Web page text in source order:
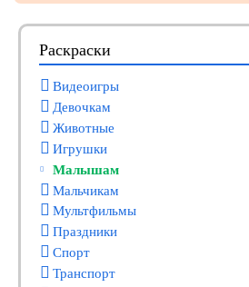
Раскраски
Видеоигры
Девочкам
Животные
Игрушки
Малышам
Мальчикам
Мультфильмы
Праздники
Спорт
Транспорт